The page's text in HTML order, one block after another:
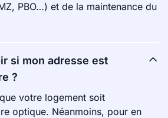
PBO…) et de la maintenance du
si mon adresse est
?
votre logement soit
optique. Néanmoins, pour en